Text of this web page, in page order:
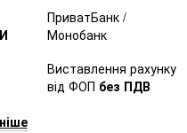
ПриватБанк /
Монобанк
Виставлення рахунку
від ФОП без ПДВ